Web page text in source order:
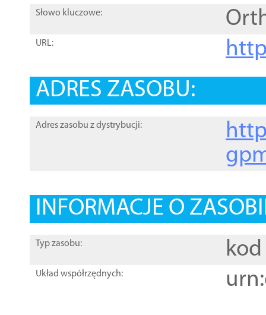
Słowo kluczowe:
URL:
ADRES ZASOBU:
Adres zasobu z dystrybucji:
INFORMACJE O
Typ zasobu: kod
Układ współrzędnych: